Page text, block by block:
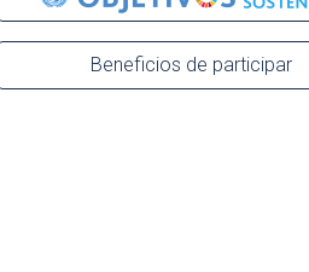
Beneficios de participar